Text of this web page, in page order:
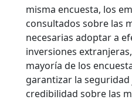
misma encuesta, los
consultados sobre las
necesarias adoptar a
inversiones
mayoría de los
garantizar la
credibilidad sobre las